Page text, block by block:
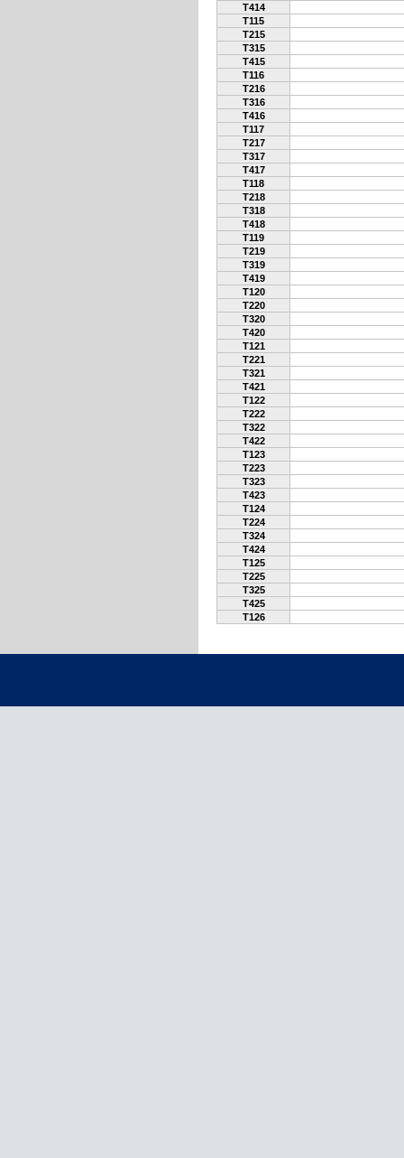
T414
T115
T215
T315
T415
T116
T216
T316
T416
T117
T217
T317
T417
T118
T218
T318
T418
T119
T219
T319
T419
T120
T220
T320
T420
T121
T221
T321
T421
T122
T222
T322
T422
T123
T223
T323
T423
T124
T224
T324
T424
T125
T225
T325
T425
T126